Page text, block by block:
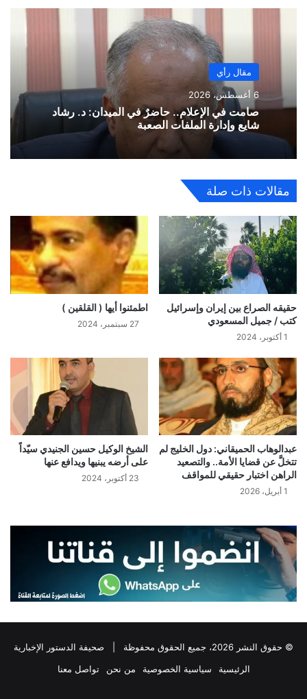
مقال رأي
6 أغسطس، 2026
صامت في الإعلام.. حاضرٌ في الميدان: د. رشاد
شايع وإدارة الملفات الصعبة
مقالات ذات صلة
حقيقه الصراع بين إيران وإسرائيل
كتب / جميل المسعودي
1 أكتوبر، 2024
اطمئنوا أيها ( القلقين )
27 سبتمبر، 2024
عبدالوهاب الحميقاني: دول الخليج لم
تتخلَّ عن قضايا الأمة.. والتصعيد
الراهن اختبار حقيقي للمواقف
1 أبريل، 2026
الشيخ الوكيل حسين الجنيدي سيّداً
على أرضه يبنيها ويدافع عنها
23 أكتوبر، 2024
© حقوق النشر 2026، جميع الحقوق محفوظة |
صحيفة الدستور الإخبارية
الرئيسية
سياسية الخصوصية من نحن تواصل معنا